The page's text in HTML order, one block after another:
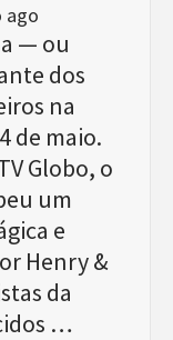
ago
— ou
dos
na
de maio.
Globo, o
um
e
Henry &
da
…